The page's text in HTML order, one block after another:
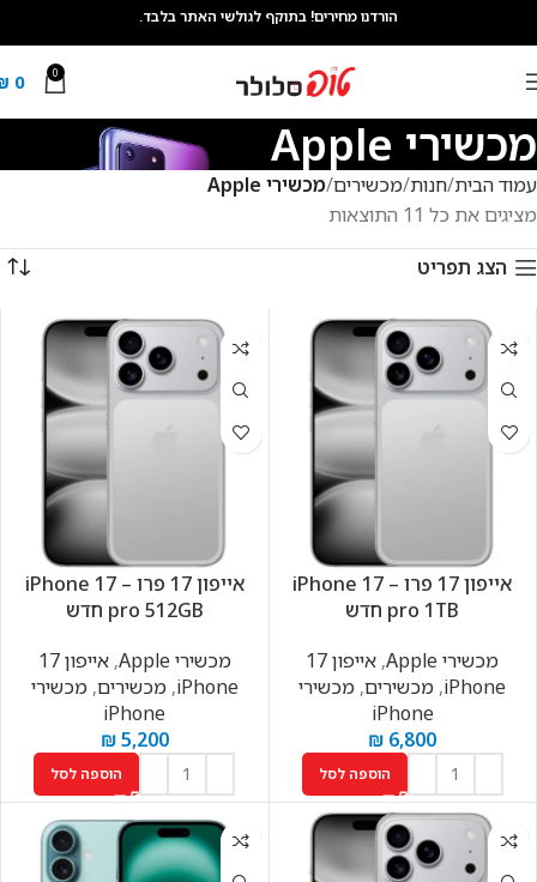
הורדנו מחירים! בתוקף לגולשי האתר בלבד.
0
0
מכשירי Apple
עמוד הבית חנות מכשירים מכשירי Apple
מציגים את כל ⁦11⁩ התוצאות
הצג תפריט
אייפון 17 פרו – iPhone 17
pro 1TB חדש
מכשירי Apple
,
אייפון 17
iPhone
, מכשירים, מכשירי
iPhone
₪ 6,800
הוספה לסל
אייפון 17 פרו – iPhone 17
pro 512GB חדש
מכשירי Apple
,
אייפון 17
iPhone
,מכשירים,מכשירי
iPhone
₪5,200
הוספה לסל